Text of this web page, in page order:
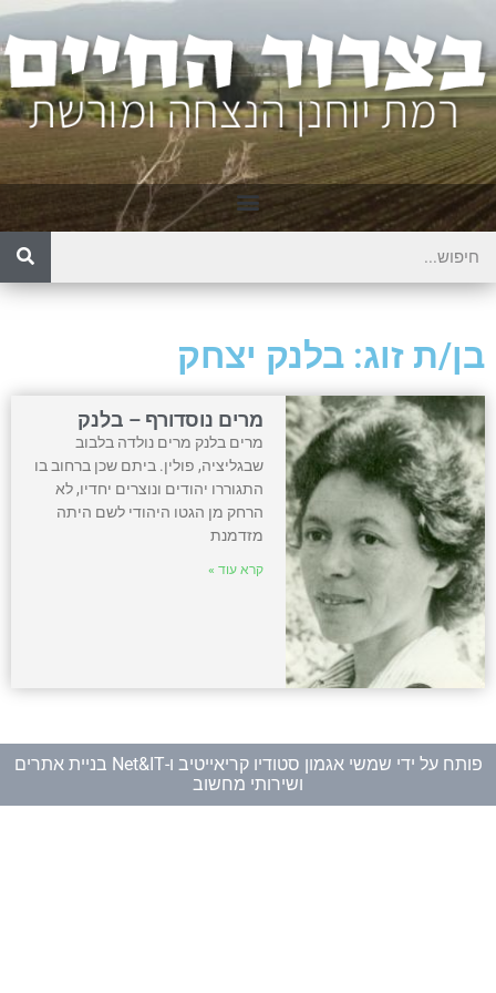
בן/ת זוג: בלנק יצחק
מרים נוסדורף – בלנק
מרים בלנק מרים נולדה בלבוב
שבגליציה, פולין. ביתם שכן ברחוב בו
התגוררו יהודים ונוצרים יחדיו, לא
הרחק מן הגטו היהודי לשם היתה
מזדמנת
קרא עוד »
פותח על ידי שמשי אגמון סטודיו קריאייטיב ו-
Net&IT בניית אתרים
ושירותי מחשוב